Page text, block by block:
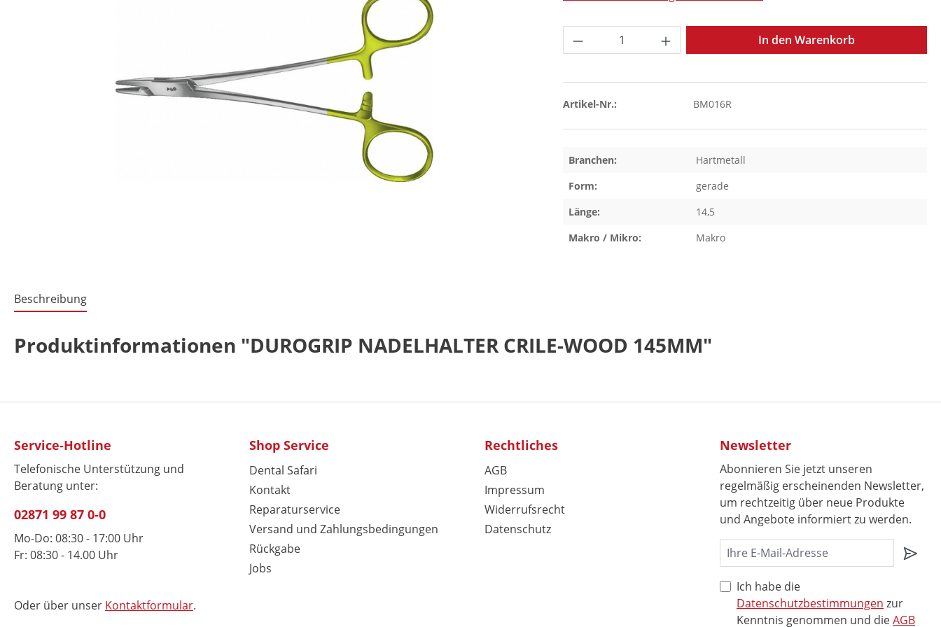
Produkt Anzahl: Gib den gewünschten Wert
In den Warenkorb
Artikel-Nr.: BM016R
Branchen:
Hartmetall
Form:
gerade
Länge:
14,5
Makro / Mikro:
Makro
Beschreibung
Produktinformationen "DUROGRIP NADELHALTER CRILE-WOOD 145MM"
Service-Hotline
Telefonische Unterstützung und
Beratung unter:
02871 99 87 0-0
Mo-Do: 08:30 - 17:00 Uhr
Fr: 08:30 - 14.00 Uhr
Oder über unser Kontaktformular.
Shop Service
Dental Safari
Kontakt
Reparaturservice
Versand und Zahlungsbedingungen
Rückgabe
Jobs
Rechtliches
AGB
Impressum
Widerrufsrecht
Datenschutz
Newsletter
Abonnieren Sie jetzt unseren
regelmäßig erscheinenden Newsletter,
um rechtzeitig über neue Produkte
und Angebote informiert zu werden.
Ich habe die
Datenschutzbestimmungen zur
Kenntnis genommen und dieAGB